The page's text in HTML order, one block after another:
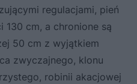
regulacjami, pień
130 cm, a chronione są
50 cm z wyjątkiem
zwyczajnego, klonu
robinii akacjowej